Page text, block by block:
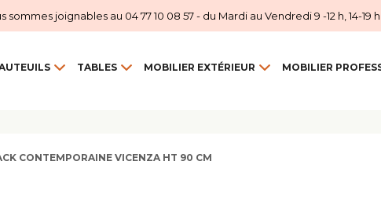
joignables au 04 77 10 08 57 - du Mardi au Vendredi 9 -12 h, 14-19 h
TABLES MOBILIER EXTÉRIEUR MOBILIER
CONTEMPORAINE VICENZA HT 90 CM